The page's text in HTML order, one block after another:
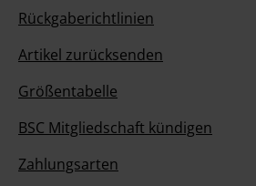
Rückgaberichtlinien
Artikel zurücksenden
Größentabelle
BSC Mitgliedschaft kündigen
Zahlungsarten